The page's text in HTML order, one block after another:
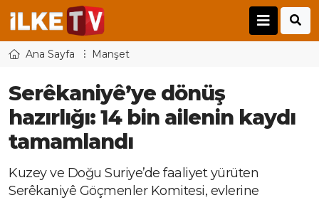
Ana Sayfa Manşet
Serêkaniyê’ye dönüş
hazırlığı: 14 bin ailenin kaydı
tamamlandı
Kuzey ve Doğu Suriye’de faaliyet yürüten
Serêkaniyê Göçmenler Komitesi, evlerine